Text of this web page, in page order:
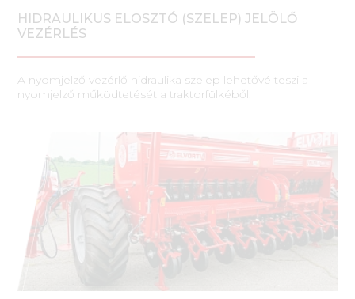
HIDRAULIKUS ELOSZTÓ (SZELEP) JELÖLŐ
VEZÉRLÉS
A nyomjelző vezérlő hidraulika szelep lehetővé teszi a
nyomjelző működtetését a traktorfülkéből.